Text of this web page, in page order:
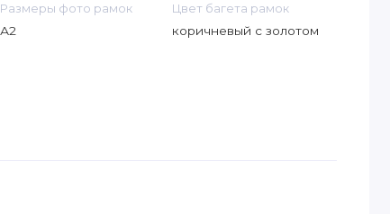
Размеры фото рамок
А2
Цвет багета рамок
коричневый с золотом